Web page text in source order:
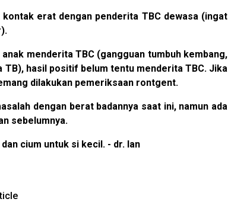
erat dengan penderita TBC dewasa (ingat
menderita TBC (gangguan tumbuh kembang,
hasil positif belum tentu menderita TBC. Jika
dilakukan pemeriksaan rontgent.
dengan berat badannya saat ini, namun ada
sebelumnya.
cium untuk si kecil. - dr. Ian